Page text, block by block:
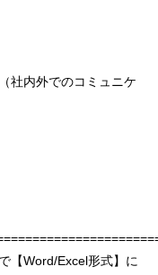
社内外でのコミュニケ
【Word/Excel形式】に